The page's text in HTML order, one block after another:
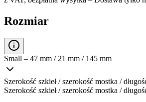
Rozmiar
Small – 47 mm / 21 mm / 145 mm
Szerokość szkieł / szerokość mostka /
Szerokość szkieł / szerokość mostka /